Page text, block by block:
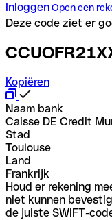
InloggenOpen een
Deze code ziet er
Kopiëren
Naam bank
Caisse DE Credit
Stad
Toulouse
Land
Frankrijk
Houd er rekening
niet kunnen
de juiste SWIFT-